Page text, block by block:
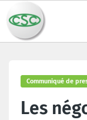
Communiqué de
Les